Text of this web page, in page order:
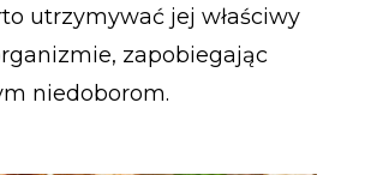
utrzymywać jej właściwy
zapobiegając
niedoborom.